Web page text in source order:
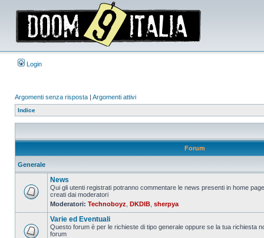
Login
Argomenti senza risposta | Argomenti attivi
Indice
Forum
Generale
Nessun
da
leggere
News
Qui gli utenti registrati potranno commentare le news presenti in home
creati dai moderatori
Moderatori: Technoboyz DKDIB sherpya
Varie ed Eventuali
Questo forum è per le richieste di tipo generale oppure se la tua richiesta
forum